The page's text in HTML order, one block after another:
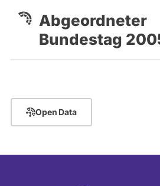
Abgeordneter
Bundestag
Open Data